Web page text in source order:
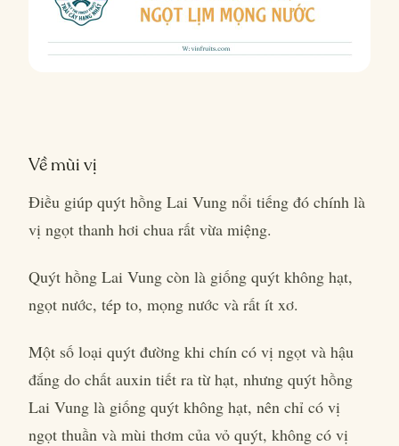
Về mùi vị
Điều giúp quýt hồng Lai Vung nổi tiếng đó chính là
vị ngọt thanh hơi chua rất vừa miệng.
Quýt hồng Lai Vung còn là giống quýt không hạt,
ngọt nước, tép to, mọng nước và rất ít xơ.
Một số loại quýt đường khi chín có vị ngọt và hậu
đắng do chất auxin tiết ra từ hạt, nhưng quýt hồng
Lai Vung là giống quýt không hạt, nên chỉ có vị
ngọt thuần và mùi thơm của vỏ quýt, không có vị